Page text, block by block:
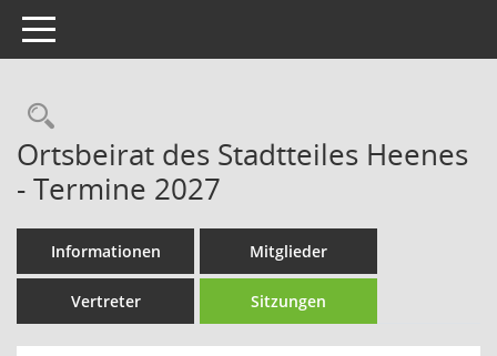
Toggle navigation
Rechercheauswahl
Ortsbeirat des Stadtteiles Heenes
- Termine 2027
Informationen Mitglieder
Vertreter Sitzungen